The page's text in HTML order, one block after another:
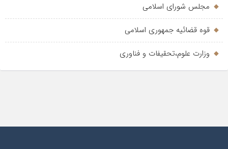
مجلس شورای اسلامی
قوه قضائیه جمهوری اسلامی
وزارت علوم،تحقیفات و فناوری